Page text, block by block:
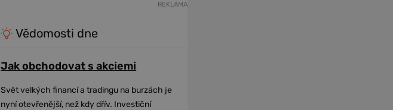
REKLAMA
Vědomosti dne
Jak obchodovat s akciemi
Svět velkých financí a tradingu na burzách je
nyní otevřenější, než kdy dřív. Investiční